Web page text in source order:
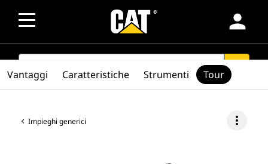
person
SEARCH search
Impieghi generici more_vert
Vantaggi Caratteristiche Strumenti Tour